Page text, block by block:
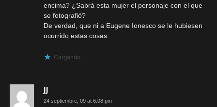
encima? ¿Sabrá esta mujer el personaje con el que
se fotografió?
De verdad, que ni a Eugene Ionesco se le hubiesen
ocurrido estas cosas.
Cargando...
JJ
24 septiembre, 09 at 6:08 pm